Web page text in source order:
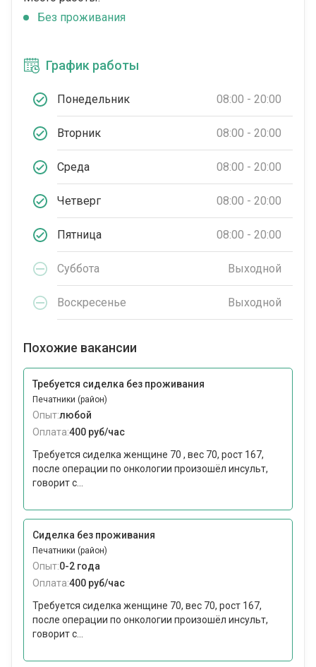
Без проживания
График работы
Понедельник 08:00 - 20:00
Вторник 08:00 - 20:00
Среда 08:00 - 20:00
Четверг 08:00 - 20:00
Пятница 08:00 - 20:00
Суббота Выходной
Воскресенье Выходной
Похожие вакансии
Требуется сиделка без проживания
Печатники (район)
Опыт:любой
Оплата:400 руб/час
Требуется сиделка женщине 70 , вес 70, рост 167,
после операции по онкологии произошëл инсульт,
говорит с...
Сиделка без проживания
Печатники (район)
Опыт:0-2 года
Оплата:400 руб/час
Требуется сиделка женщине 70, вес 70, рост 167,
после операции по онкологии произошëл инсульт,
говорит с...